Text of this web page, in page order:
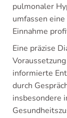
pulmonaler
umfassen
Einnahme
Eine präzise
informierte
durch
insbesondere